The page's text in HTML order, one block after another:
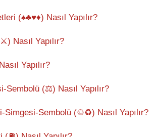
(♠♣♥♦) Nasıl Yapılır?
Nasıl Yapılır?
Yapılır?
Sembolü (⚖) Nasıl Yapılır?
Simgesi-Sembolü (♲♻) Nasıl Yapılır?